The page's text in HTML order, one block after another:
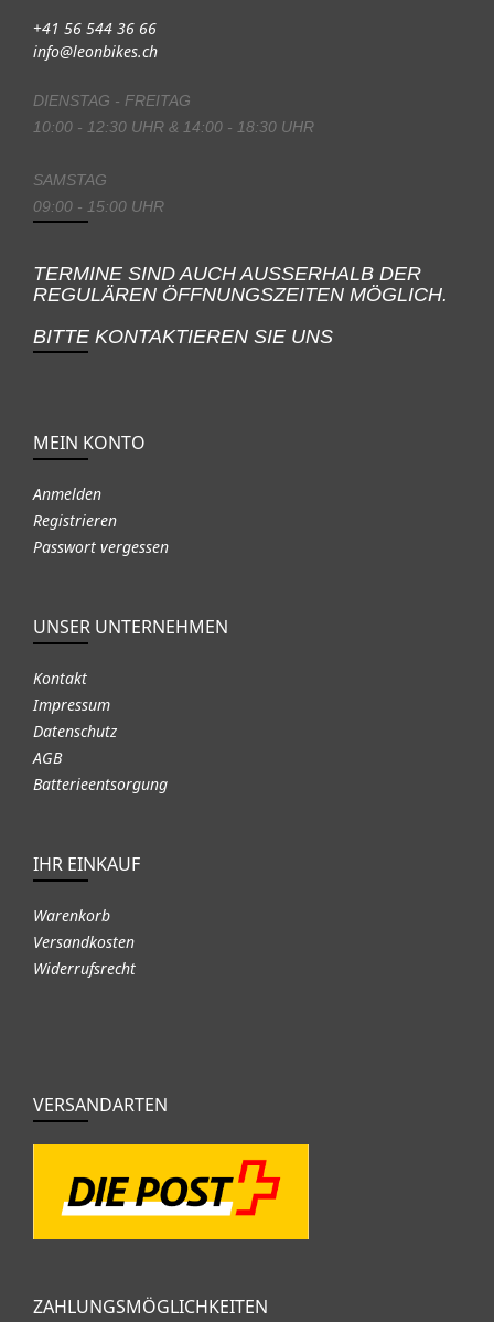
+41 56 544 36 66
info@leonbikes.ch
DIENSTAG - FREITAG
10:00 - 12:30 UHR & 14:00 - 18:30 UHR
SAMSTAG
09:00 - 15:00 UHR
TERMINE SIND AUCH AUSSERHALB DER
REGULÄREN ÖFFNUNGSZEITEN MÖGLICH.
BITTE KONTAKTIEREN SIE UNS
MEIN KONTO
Anmelden
Registrieren
Passwort vergessen
UNSER UNTERNEHMEN
Kontakt
Impressum
Datenschutz
AGB
Batterieentsorgung
IHR EINKAUF
Warenkorb
Versandkosten
Widerrufsrecht
VERSANDARTEN
ZAHLUNGSMÖGLICHKEITEN